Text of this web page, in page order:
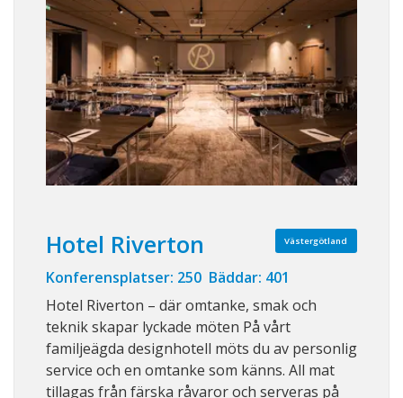
Västergötland
Hotel Riverton
Konferensplatser: 250 Bäddar: 401
Hotel Riverton – där omtanke, smak och
teknik skapar lyckade möten På vårt
familjeägda designhotell möts du av personlig
service och en omtanke som känns. All mat
tillagas från färska råvaror och serveras på